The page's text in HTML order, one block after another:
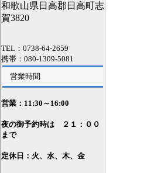
和歌山県日高郡日高町志
賀3820
TEL：0738-64-2659
携帯：080-1309-5081
営業時間
営業：11:30～16:00
夜の御予約時は ２１：００
まで
定休日：火、水、木、金